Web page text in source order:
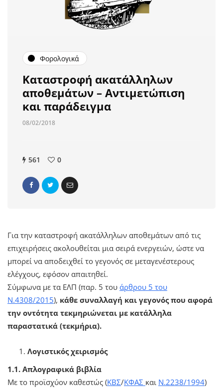
Φορολογικά
Καταστροφή ακατάλληλων
αποθεμάτων – Αντιμετώπιση
και παράδειγμα
08/02/2018
561 0
Για την καταστροφή ακατάλληλων αποθεμάτων από τις
επιχειρήσεις ακολουθείται μια σειρά ενεργειών, ώστε να
μπορεί να αποδειχθεί το γεγονός σε μεταγενέστερους
ελέγχους, εφόσον απαιτηθεί.
Σύμφωνα με τα ΕΛΠ (παρ. 5 του άρθρου 5 του
Ν.4308/2015), κάθε συναλλαγή και γεγονός που αφορά
την οντότητα τεκμηριώνεται με κατάλληλα
παραστατικά (τεκμήρια).
Λογιστικός χειρισμός
1.1. Απλογραφικά βιβλία
Με το προϊσχύον καθεστώς (ΚΒΣ/ΚΦΑΣ και Ν.2238/1994)